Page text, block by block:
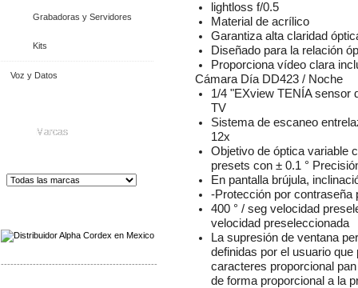
Grabadoras y Servidores
Kits
Voz y Datos
Marcas
-------------------------------------------------
lightloss f/0.5
Material de acrílico
Garantiza alta claridad
Diseñado para la relación
Proporciona vídeo clara
Cámara Día DD423 / Noche
1/4 "EXview TENÍA sensor
TV
Sistema de escaneo
12x
Objetivo de óptica variable
presets con ± 0.1 °
En pantalla brújula,
-Protección por contraseña
400 ° / seg velocidad
velocidad preseleccionada
La supresión de ventana
definidas por el usuario
caracteres proporcional
de forma proporcional a la